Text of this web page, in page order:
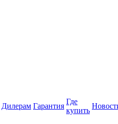
Дилерам Гарантия
Где
купить